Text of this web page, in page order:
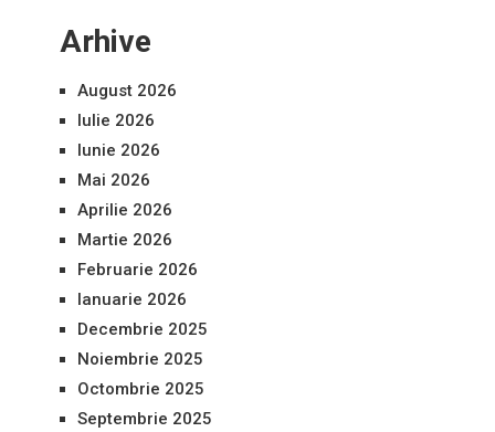
Arhive
August 2026
Iulie 2026
Iunie 2026
Mai 2026
Aprilie 2026
Martie 2026
Februarie 2026
Ianuarie 2026
Decembrie 2025
Noiembrie 2025
Octombrie 2025
Septembrie 2025